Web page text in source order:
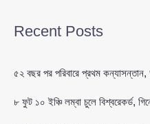
Recent Posts
৫২ বছর পর পরিবারে প্রথম কন্যাসন্তান,
৮ ফুট ১০ ইঞ্চি লম্বা চুলে বিশ্বরেকর্ড,